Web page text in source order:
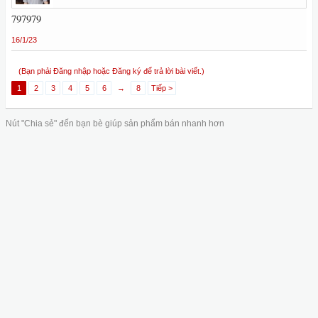
797979
16/1/23
(Bạn phải Đăng nhập hoặc Đăng ký để trả lời bài viết.)
1
2 3 4 5 6 → 8 Tiếp >
Nút "Chia sẻ" đến bạn bè giúp sản phẩm bán nhanh hơn